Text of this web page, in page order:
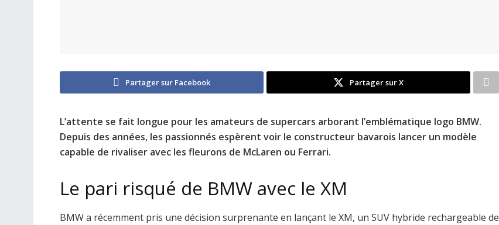
Partager sur Facebook Partager sur X
L’attente se fait longue pour les amateurs de supercars arborant l’emblématique logo BMW.
Depuis des années, les passionnés espèrent voir le constructeur bavarois lancer un modèle
capable de rivaliser avec les fleurons de McLaren ou Ferrari.
Le pari risqué de BMW avec le XM
BMW a récemment pris une décision surprenante en lançant le XM, un SUV hybride rechargeable de